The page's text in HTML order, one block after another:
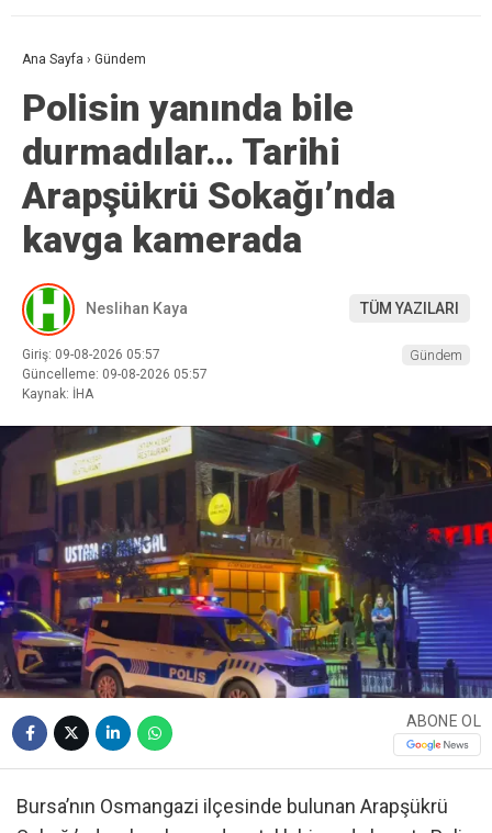
Ana Sayfa › Gündem
Polisin yanında bile
durmadılar… Tarihi
Arapşükrü Sokağı’nda
kavga kamerada
Neslihan Kaya TÜM YAZILARI
Giriş: 09-08-2026 05:57
Güncelleme: 09-08-2026 05:57
Kaynak: İHA
Gündem
ABONE OL
Bursa’nın Osmangazi ilçesinde bulunan Arapşükrü